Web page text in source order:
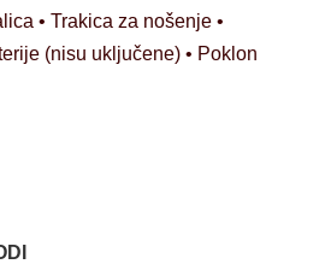
• Trakica za nošenje •
(nisu uključene) • Poklon